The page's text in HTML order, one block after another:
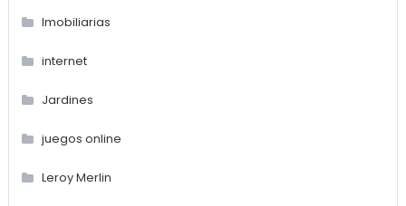
Imobiliarias
internet
Jardines
juegos online
Leroy Merlin